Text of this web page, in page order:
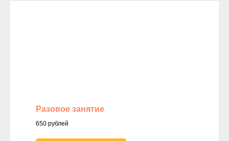
Разовое занятие
650 рублей